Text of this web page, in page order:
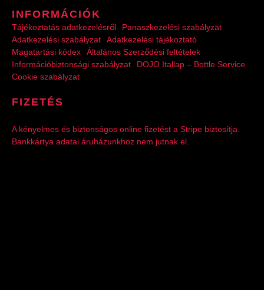
INFORMÁCIÓK
Tájékoztatás adatkezelésről
Panaszkezelési szabályzat
Adatkezelési szabályzat
Adatkezelési tájékoztató
Magatartási kódex
Általános Szerződési feltételek
Információbiztonsági szabályzat
DOJO Itallap – Bottle Service
Cookie szabályzat
FIZETÉS
A kényelmes és biztonságos online fizetést a Stripe biztosítja.
Bankkártya adatai áruházunkhoz nem jutnak el.